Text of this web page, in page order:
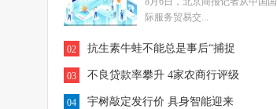
际服务贸易交...
02 抗生素牛蛙不能总是事后“捕捉
03 不良贷款率攀升 4家农商行评级
04 宇树敲定发行价 具身智能迎来